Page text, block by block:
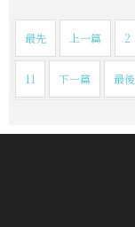
最先 上一篇 2
11 下一篇 最後